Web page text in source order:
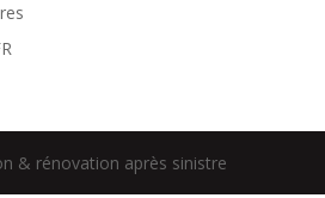
& rénovation après sinistre